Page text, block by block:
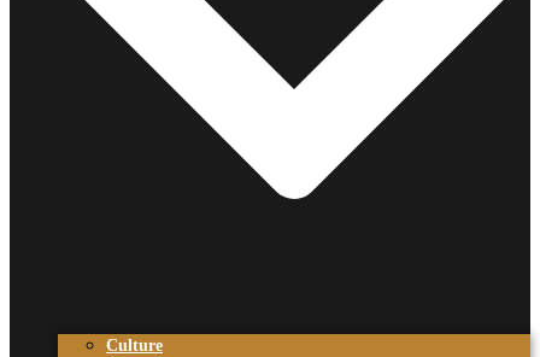
Culture